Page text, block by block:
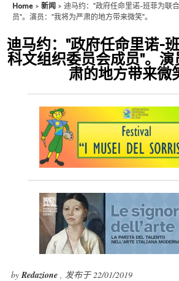
Home 新闻
迪马约："政府任命里诺-班菲为联
员"。演员："我将为严肃的地方带来微笑"。
迪马约："政府任命里诺-
科文组织委员会成员"。
肃的地方带来微
byRedazione , 发布于 22/01/2019